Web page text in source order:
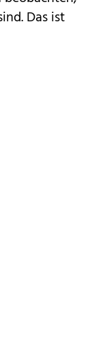
Das ist